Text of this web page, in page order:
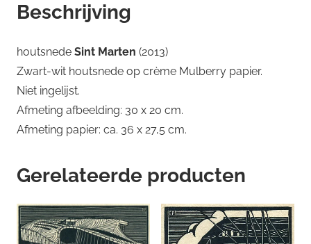
Beschrijving
houtsnede Sint Marten (2013)
Zwart-wit houtsnede op crème Mulberry papier.
Niet ingelijst.
Afmeting afbeelding: 30 x 20 cm.
Afmeting papier: ca. 36 x 27,5 cm.
Gerelateerde producten